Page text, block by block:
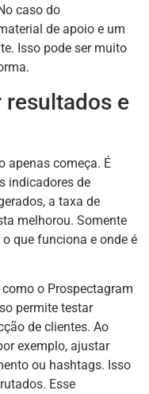
caso do
de apoio e um
Isso pode ser muito
resultados e
apenas começa. É
indicadores de
a taxa de
melhorou. Somente
que funciona e onde é
o Prospectagram
permite testar
de clientes. Ao
exemplo, ajustar
ou hashtags. Isso
Esse